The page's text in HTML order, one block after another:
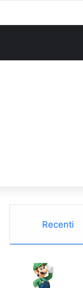
Recenti